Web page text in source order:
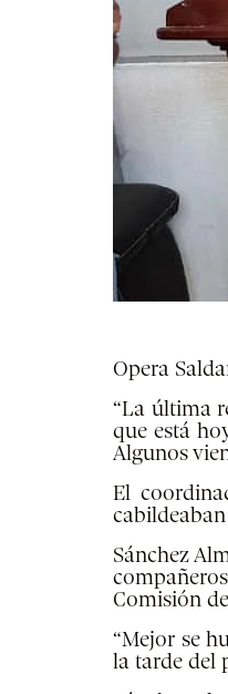
Opera
“La última
que está
Algunos
El
cabildeaban
Sánchez
Comisión
“Mejor se
la tarde del